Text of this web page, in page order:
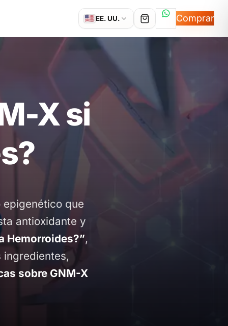
🇺🇸EE. UU. Hablemos
Comprar
X si
epigenético que
antioxidante y
Hemorroides?”,
ingredientes,
sobre GNM-X